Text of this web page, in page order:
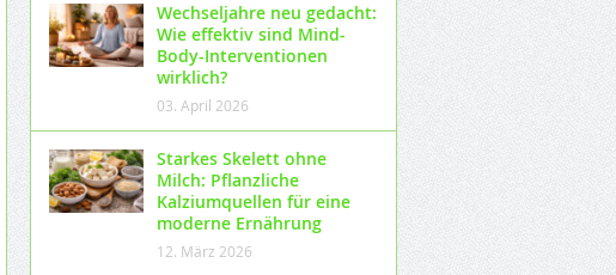
Wechseljahre neu gedacht:
Wie effektiv sind Mind-
Body-Interventionen
wirklich?
03. April 2026
Starkes Skelett ohne
Milch: Pflanzliche
Kalziumquellen für eine
moderne Ernährung
12. März 2026